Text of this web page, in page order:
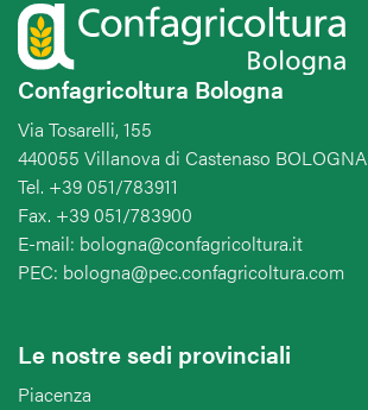
Confagricoltura Bologna
Via Tosarelli, 155
440055 Villanova di Castenaso BOLOGNA
Tel. +39 051/783911
Fax. +39 051/783900
E-mail: bologna@confagricoltura.it
PEC: bologna@pec.confagricoltura.com
Le nostre sedi provinciali
Piacenza